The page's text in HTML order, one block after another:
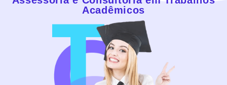
Acadêmicos